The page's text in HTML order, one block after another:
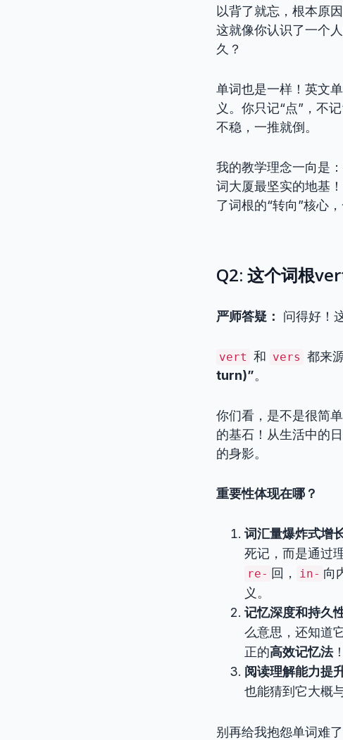
以背了就忘，根本原
这就像你认识了一个
久？
单词也是一样！英文
义。你只记“点”，不
不稳，一推就倒。
我的教学理念一向是
词大厦最坚实的地基
了词根的“转向”核心
Q2: 这个词根
严师答疑： 问得好！
vert 和 vers 都来
turn)”。
你们看，是不是很简
的基石！从生活中的
的身影。
重要性体现在哪？
词汇量爆炸式增
死记，而是通过
re- 回， in- 向
义。
记忆深度和持久
么意思，还知道
正的高效记忆法！
阅读理解能力提
也能猜到它大概
别再给我抱怨单词难